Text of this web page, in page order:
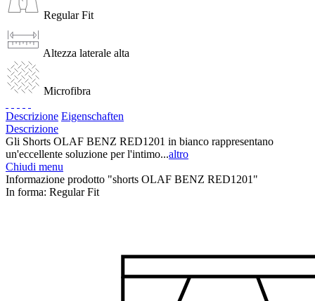
Regular Fit
Altezza laterale alta
Microfibra
Descrizione Eigenschaften
Descrizione
Gli Shorts OLAF BENZ RED1201 in bianco rappresentano
un'eccellente soluzione per l'intimo...altro
Chiudi menu
Informazione prodotto "shorts OLAF BENZ RED1201"
In forma: Regular Fit